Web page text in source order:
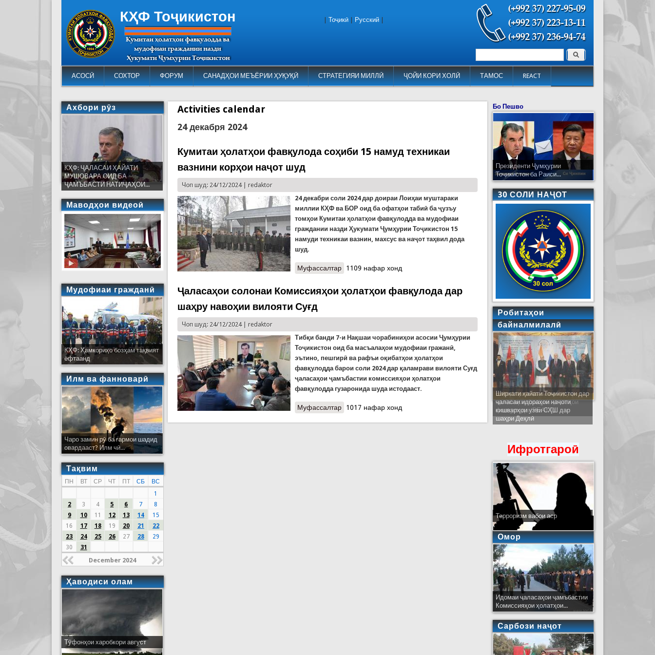
КҲФ Тоҷикистон
АСОСӢ СОХТОР ФОРУМ САНАДҲОИ МЕЪЁРИИ ҲУҚУҚӢ СТРАТЕГИЯИ МИЛЛӢ ҶОЙИ КОРИ ХОЛӢ ТАМОС REACT
Форма поиска Поиск
Тоҷикӣ Русский
Activities calendar
24 декабря 2024
Кумитаи ҳолатҳои фавқулода соҳиби 15 намуд техникаи
вазнини корҳои наҷот шуд
Чоп шуд: 24/12/2024 |redaktor
24 декабри соли 2024 дар доираи Лоиҳаи муштараки
миллии КҲФ ва БОР оид ба офатҳои табиӣ ба ҷузъу
томҳои Кумитаи ҳолатҳои фавқулодда ва мудофиаи
граждании назди Ҳукумати Ҷумҳурии Тоҷикистон 15
намуди техникаи вазнин, махсус ва наҷот таҳвил дода
шуд.
Муфассалтар о Кумитаи ҳолатҳои фавқулода соҳиби 15 намуд техникаи вазнини корҳои наҷот
1109 нафар хонд
Ҷаласаҳои солонаи Комиссияҳои ҳолатҳои фавқулода дар
шаҳру навоҳии вилояти Суғд
Чоп шуд: 24/12/2024 |redaktor
Тибқи банди 7-и Нақшаи чорабиниҳои асосии Ҷумҳурии
Тоҷикистон оид ба масъалаҳои мудофиаи гражанӣ,
эътино, пешгирӣ ва рафъи оқибатҳои ҳолатҳои
фавқулодда барои соли 2024 дар қаламрави вилояти Суғд
ҷаласаҳои ҷамъбастии комиссияҳои ҳолатҳои
фавқулодда гузаронида шуда истодааст.
Муфассалтар о Ҷаласаҳои солонаи Комиссияҳои ҳолатҳои фавқулода дар шаҳру навоҳии
1017 нафар хонд
Ахбори рӯз
КҲФ: ҶАЛАСАИ ҲАЙАТИ
МУШОВАРА ОИД БА
ҶАМЪБАСТИ НАТИҶАҲОИ...
Маводҳои видеоӣ
Мудофиаи гражданӣ
КҲФ: Ҳамкориҳо бозҳам тақвият
ёфтаанд
Илм ва фанноварӣ
Чаро замин рӯ ба гармои шадид
овардааст? Илм чӣ...
Тақвим
ПН ВТ СР ЧТ ПТ СБ
ВС
1
2
3 4 5 6 7
8
9
10 11 12 13 14
15
16
17 18 19 20 21
22
23
24 25 26 27 28
29
30
31
December 2024
Ҳаводиси олам
Тӯфонҳои харобкори август
Бо Пешво
Президенти Ҷумҳурии
Тоҷикистон ба Раиси...
30 СОЛИ НАҶОТ
Робитаҳои
байналмилалӣ
Ширкати ҳайати Тоҷикистон дар
ҷаласаи идораҳои наҷоти
кишварҳои узви СҲШ дар
шаҳри Деҳлӣ
Ифротгароӣ
Терроризм вабои аср
Омор
Идомаи ҷаласаҳои ҷамъбастии
Комиссияҳои ҳолатҳои...
Сарбози наҷот